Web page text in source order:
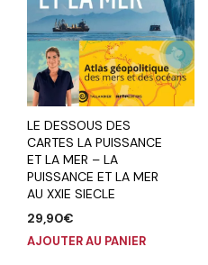
LE DESSOUS DES
CARTES LA PUISSANCE
ET LA MER – LA
PUISSANCE ET LA MER
AU XXIE SIECLE
29,90€
AJOUTER AU PANIER